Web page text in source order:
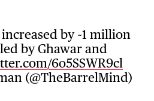
by ~1 million
by Ghawar and
6o5SSWR9cl
(@TheBarrelMind)